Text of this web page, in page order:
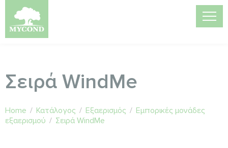
Σειρά WindMe
Home / Κατάλογος / Εξαερισμός / Εμπορικές μονάδες
εξαερισμού / Σειρά WindMe